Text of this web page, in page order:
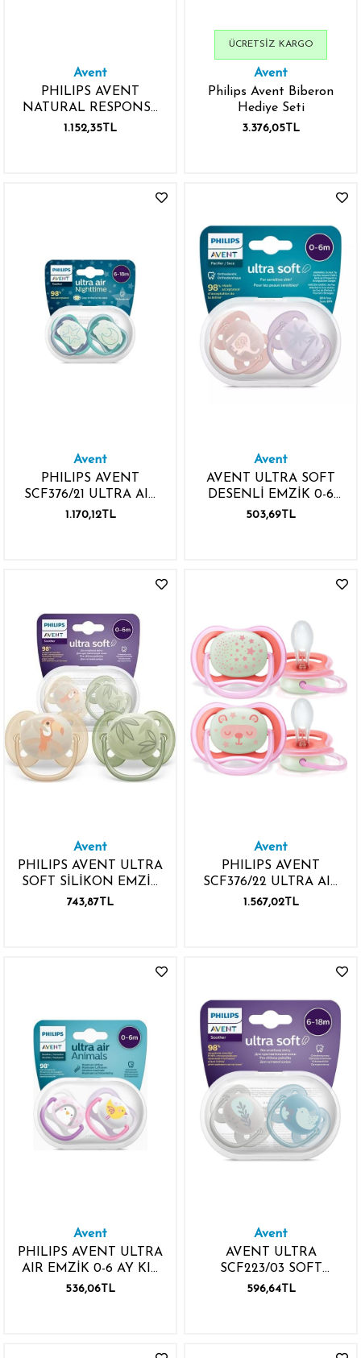
Avent
PHILIPS AVENT
NATURAL RESPONSE
120ML 0M+ CAM
1.152,35TL
Avent
Philips Avent Biberon
Hediye Seti
3.376,05TL
ÜCRETSIZ KARGO
Avent
PHILIPS AVENT
SCF376/21 ULTRA AIR
NIGHTTIME GECE
1.170,12TL
Avent
AVENT ULTRA SOFT
DESENLİ EMZİK 0-6
KIZ
503,69TL
Avent
PHILIPS AVENT ULTRA
SOFT SİLİKON EMZİK
0-6 AY ERKEK 2
743,87TL
Avent
PHILIPS AVENT
SCF376/22 ULTRA AIR
NIGTHTIME SİLİKON
1.567,02TL
Avent
PHILIPS AVENT ULTRA
AIR EMZİK 0-6 AY KIZ
2 ADETX6
536,06TL
Avent
AVENT ULTRA
SCF223/03 SOFT
DESENLİ EMZİK - 6-18
596,64TL